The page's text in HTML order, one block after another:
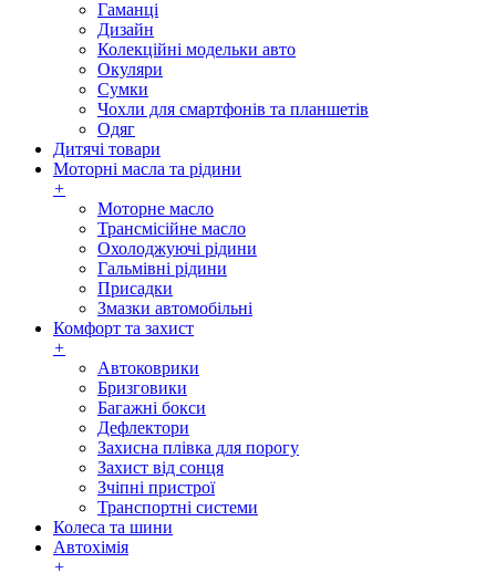
Гаманці
Дизайн
Колекційні модельки авто
Окуляри
Сумки
Чохли для смартфонів та планшетів
Одяг
Дитячі товари
Моторні масла та рідини
+
Моторне масло
Трансмісійне масло
Охолоджуючі рідини
Гальмівні рідини
Присадки
Змазки автомобільні
Комфорт та захист
+
Автоковрики
Бризговики
Багажні бокси
Дефлектори
Захисна плівка для порогу
Захист від сонця
Зчіпні пристрої
Транспортні системи
Колеса та шини
Автохімія
+